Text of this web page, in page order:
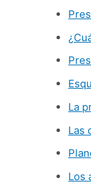
La
Las
Los